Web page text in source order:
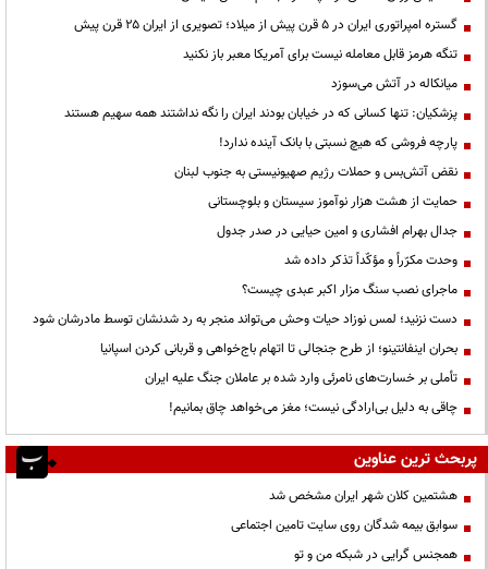
گستره امپراتوری ایران در ۵ قرن پیش از میلاد؛ تصویری از ایران ۲۵ قرن پیش
تنگه هرمز قابل معامله نیست برای آمریکا معبر باز نکنید
میانکاله در آتش می‌سوزد
پزشکیان: تنها کسانی که در خیابان بودند ایران را نگه نداشتند همه سهیم هستند
پارچه فروشی که هیچ نسبتی با بانک آینده ندارد!
نقض آتش‌بس و حملات رژیم صهیونیستی به جنوب لبنان
حمایت از هشت هزار نوآموز سیستان و بلوچستانی
جدال بهرام افشاری و امین حیایی در صدر جدول
وحدت مکرّراً و مؤکّداً تذکر داده شد
ماجرای نصب سنگ مزار اکبر عبدی چیست؟
دست نزنید؛ لمس نوزاد حیات وحش می‌تواند منجر به رد شدنشان توسط مادرشان شود
بحران اینفانتینو؛ از طرح جنجالی تا اتهام باج‌خواهی و قربانی کردن اسپانیا
تأملی بر خسارت‌های نامرئی وارد شده بر عاملان جنگ علیه ایران
چاقی به دلیل بی‌ارادگی نیست؛ مغز می‌خواهد چاق بمانیم!
پربحث ترین عناوین
هشتمین کلان شهر ایران مشخص شد
سوابق بیمه شدگان روی سایت تامین اجتماعی
همجنس گرایی در شبکه من و تو